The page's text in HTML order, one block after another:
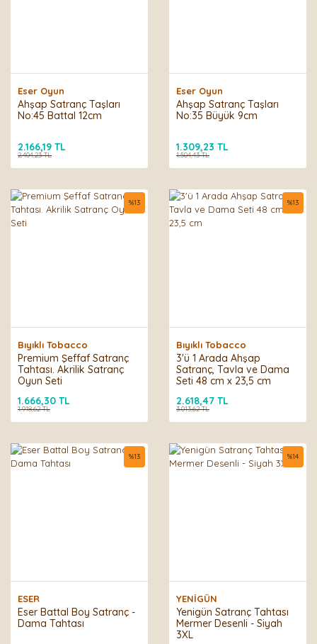
Eser Oyun
Ahşap Satranç Taşları
No:45 Battal 12cm
2.166,19 TL
2.404,23 TL
Eser Oyun
Ahşap Satranç Taşları
No:35 Büyük 9cm
1.309,23 TL
1.504,43 TL
Bıyıklı Tobacco
Premium Şeffaf Satranç
Tahtası. Akrilik Satranç
Oyun Seti
%13
1.666,30 TL
1.918,62 TL
Bıyıklı Tobacco
3'ü 1 Arada Ahşap
Satranç, Tavla ve Dama
Seti 48 cm x 23,5 cm
%13
2.618,47 TL
3.013,62 TL
ESER
Eser Battal Boy Satranç -
Dama Tahtası
%13
YENİGÜN
Yenigün Satranç Tahtası
Mermer Desenli - Siyah
3XL
%14